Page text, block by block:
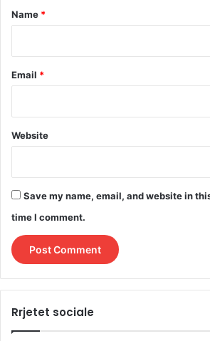
*
Name *
Email *
Website
Save my name, email, and website in
time I comment.
Rrjetet sociale